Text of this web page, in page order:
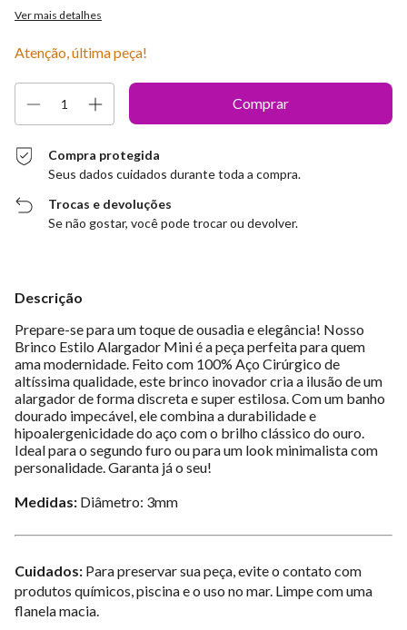
Ver mais detalhes
Atenção, última peça!
Compra protegida
Seus dados cuidados durante toda a compra.
Trocas e devoluções
Se não gostar, você pode trocar ou devolver.
Descrição
Prepare-se para um toque de ousadia e elegância! Nosso
Brinco Estilo Alargador Mini é a peça perfeita para quem
ama modernidade. Feito com 100% Aço Cirúrgico de
altíssima qualidade, este brinco inovador cria a ilusão de um
alargador de forma discreta e super estilosa. Com um banho
dourado impecável, ele combina a durabilidade e
hipoalergenicidade do aço com o brilho clássico do ouro.
Ideal para o segundo furo ou para um look minimalista com
personalidade. Garanta já o seu!
Medidas: Diâmetro: 3mm
Cuidados: Para preservar sua peça, evite o contato com
produtos químicos, piscina e o uso no mar. Limpe com uma
flanela macia.